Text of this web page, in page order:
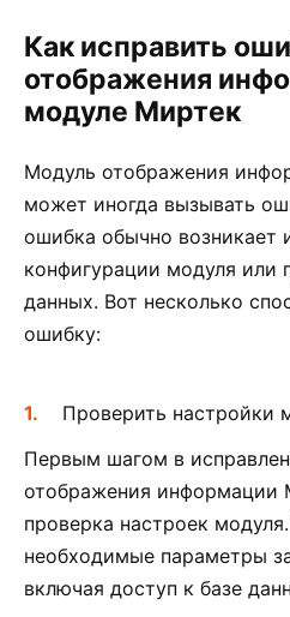
Как исправить
отображения
модуле Миртек
Модуль отображения
может иногда вызывать
ошибка обычно возникает
конфигурации модуля или
данных. Вот несколько
ошибку:
Проверить настройки
Первым шагом в
отображения информации
проверка настроек
необходимые параметры
включая доступ к базе